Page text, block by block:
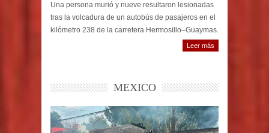
Una persona murió y nueve resultaron lesionadas
tras la volcadura de un autobús de pasajeros en el
kilómetro 238 de la carretera Hermosillo–Guaymas.
Leer más
MEXICO